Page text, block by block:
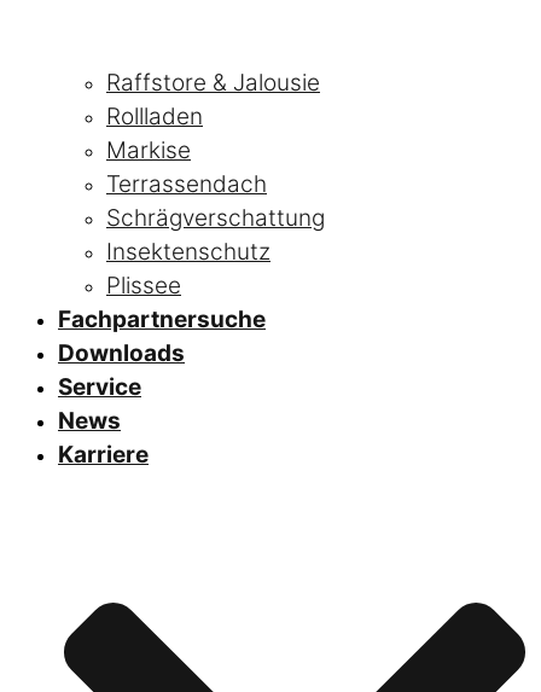
Raffstore & Jalousie
Rollladen
Markise
Terrassendach
Schrägverschattung
Insektenschutz
Plissee
Fachpartnersuche
Downloads
Service
News
Karriere